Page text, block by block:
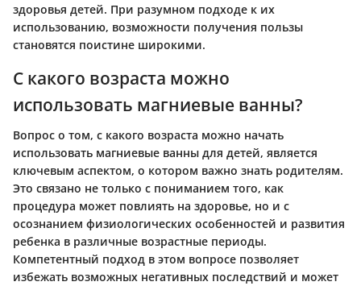
здоровья детей. При разумном подходе к их
использованию, возможности получения пользы
становятся поистине широкими.
С какого возраста можно
использовать магниевые ванны?
Вопрос о том, с какого возраста можно начать
использовать магниевые ванны для детей, является
ключевым аспектом, о котором важно знать родителям.
Это связано не только с пониманием того, как
процедура может повлиять на здоровье, но и с
осознанием физиологических особенностей и развития
ребенка в различные возрастные периоды.
Компетентный подход в этом вопросе позволяет
избежать возможных негативных последствий и может